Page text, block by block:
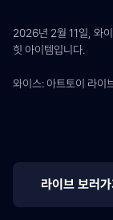
2026년 2월 11일, 와
힛 아이템입니다.
와이스: 아트토이 라이
라이브 보러가